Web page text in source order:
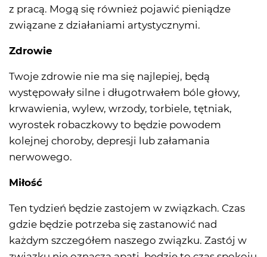
z pracą. Mogą się również pojawić pieniądze
związane z działaniami artystycznymi.
Zdrowie
Twoje zdrowie nie ma się najlepiej, będą
występowały silne i długotrwałem bóle głowy,
krwawienia, wylew, wrzody, torbiele, tętniak,
wyrostek robaczkowy to będzie powodem
kolejnej choroby, depresji lub załamania
nerwowego.
Miłość
Ten tydzień będzie zastojem w związkach. Czas
gdzie będzie potrzeba się zastanowić nad
każdym szczegółem naszego związku. Zastój w